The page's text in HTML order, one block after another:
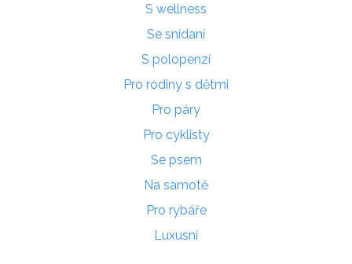
S wellness
Se snídaní
S polopenzí
Pro rodiny s dětmi
Pro páry
Pro cyklisty
Se psem
Na samotě
Pro rybáře
Luxusní